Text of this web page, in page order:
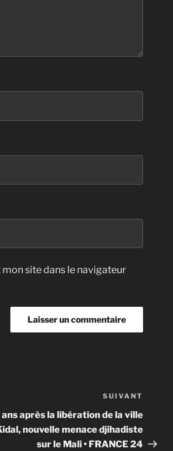
site dans le navigateur
suivant
SUIVANT
ans après la libération de la ville
nouvelle menace djihadiste
sur le Mali • FRANCE 24